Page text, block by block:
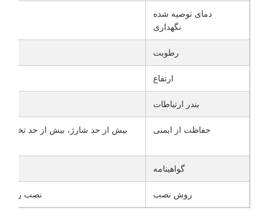
دمای توصیه شده
نگهداری
رطوبت
ارتفاع
بندر ارتباطات
حفاظت از ایمنی بیش از حد شارژ، بیش از حد تخلیه،
گواهینامه
روش نصب نصب روی